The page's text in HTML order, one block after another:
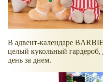
В адвент-календаре
целый кукольный гардероб,
день за днем.